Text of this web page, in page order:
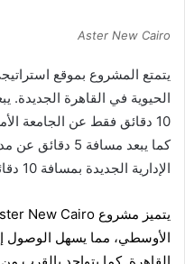
Aster New Cairo
يتمتع المشروع بموقع
10 دقائق فقط عن الجامعة
كما يبعد مسافة
الإدارية الجديدة بمسافة 10 دقائق.
يتميز مشروع Aster New Cairo بقربه من
الأوسطي، مما يسهل الوصول